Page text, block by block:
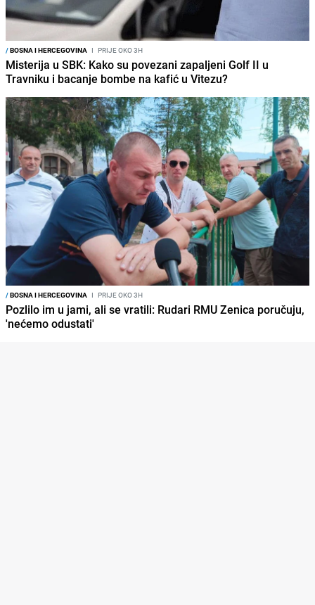
/BOSNA I HERCEGOVINA I PRIJE OKO 3H
Misterija u SBK: Kako su povezani zapaljeni Golf II u
Travniku i bacanje bombe na kafić u Vitezu?
/BOSNA I HERCEGOVINA I PRIJE OKO 3H
Pozlilo im u jami, ali se vratili: Rudari RMU Zenica poručuju,
'nećemo odustati'